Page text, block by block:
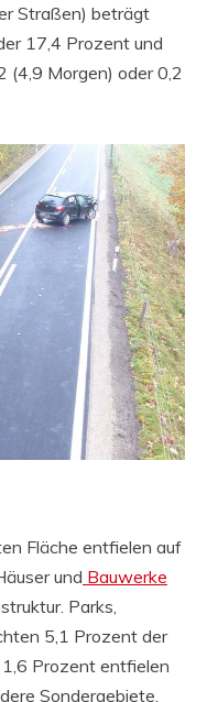
Straßen) beträgt
17,4 Prozent und
(4,9 Morgen) oder 0,2
Fläche entfielen auf
und Bauwerke
Parks,
5,1 Prozent der
Prozent entfielen
Sondergebiete.